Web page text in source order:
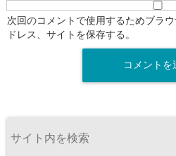
次回のコメントで使用するためブラ
ドレス、サイトを保存する。